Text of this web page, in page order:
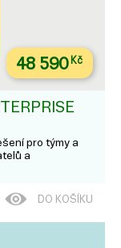
48 590Kč
pro týmy a
a
DO KOŠÍKU